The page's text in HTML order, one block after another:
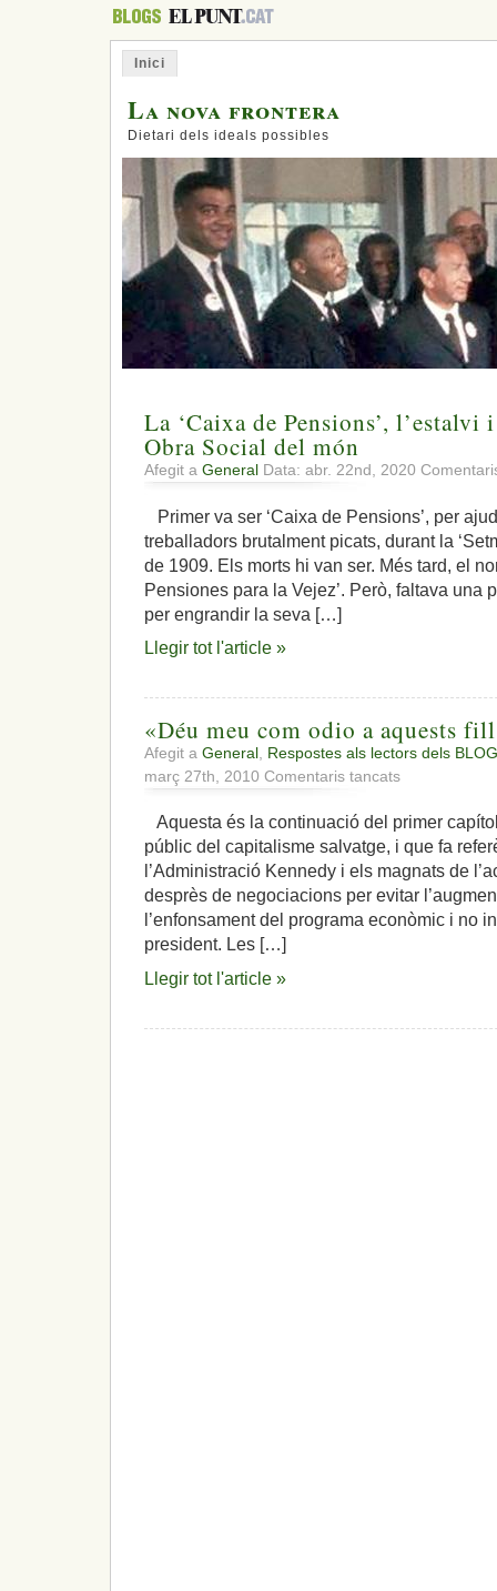
Inici
La nova frontera
Dietari dels ideals possibles
La ‘Caixa de Pensions’,
Obra Social del món
Afegit a General Data: abr. 22nd, 2020
Primer va ser ‘Caixa de Pensions’, per
treballadors brutalment picats, durant la
de 1909. Els morts hi van ser. Més tard, el
Pensiones para la Vejez’. Però, faltava una
per engrandir la seva […]
Llegir tot l'article »
«Déu meu com odio a aquests
Afegit a General Respostes als lectors dels
març 27th, 2010 Comentaris tancats
com
odio
a
aquests
fills
de
Aquesta és la continuació del primer
públic del capitalisme salvatge, i que fa
l’Administració Kennedy i els magnats de
desprès de negociacions per evitar
l’enfonsament del programa econòmic i no
president. Les […]
Llegir tot l'article »